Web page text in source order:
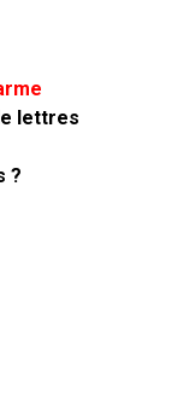
lettres
?